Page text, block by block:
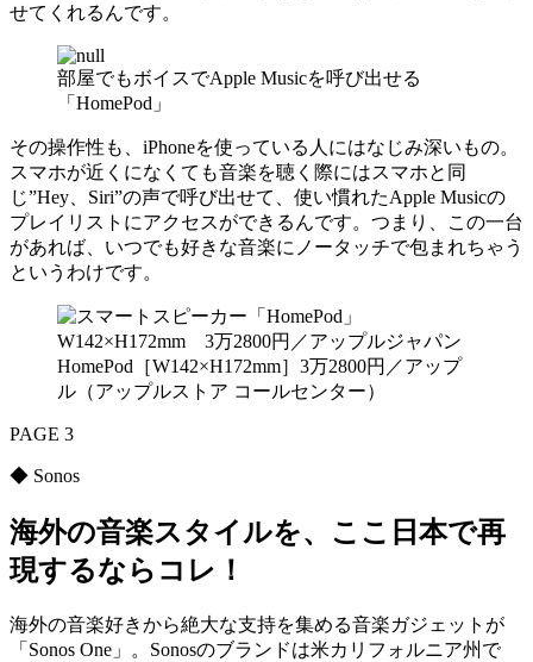
せてくれるんです。
部屋でもボイスでApple Musicを呼び出せる
「HomePod」
その操作性も、iPhoneを使っている人にはなじみ深いもの。
スマホが近くになくても音楽を聴く際にはスマホと同
じ”Hey、Siri”の声で呼び出せて、使い慣れたApple Musicの
プレイリストにアクセスができるんです。つまり、この一台
があれば、いつでも好きな音楽にノータッチで包まれちゃう
というわけです。
HomePod［W142×H172mm］3万2800円／アップ
ル（アップルストア コールセンター）
PAGE 3
◆ Sonos
海外の音楽スタイルを、ここ日本で再
現するならコレ！
海外の音楽好きから絶大な支持を集める音楽ガジェットが
「Sonos One」。Sonosのブランドは米カリフォルニア州で